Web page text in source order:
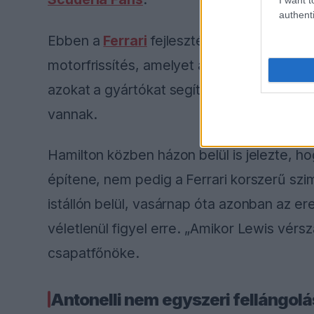
Ebben a Ferrari fejlesztései is szerepet
motorfrissítés, amelyet az ADUO
azokat a gyártókat segíti, amelyek a
vannak.
Hamilton közben házon belül is jelezte,
építene, nem pedig a Ferrari korszerű
istállón belül, vasárnap óta azonban az
véletlenül figyel erre. „Amikor Lewis
csapatfőnöke.
Antonelli nem egyszeri